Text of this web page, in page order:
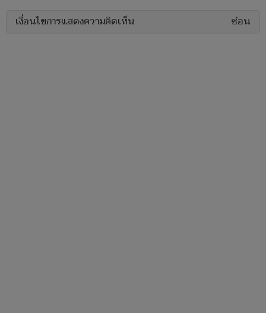
เงื่อนไขการแสดงความคิดเห็น ซ่อน